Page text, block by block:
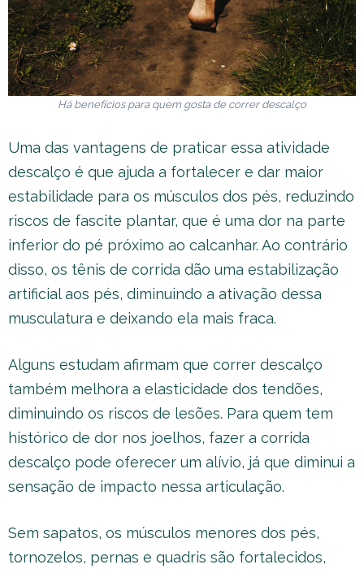
Há benefícios para quem gosta de correr descalço
Uma das vantagens de praticar essa atividade
descalço é que ajuda a fortalecer e dar maior
estabilidade para os músculos dos pés, reduzindo
riscos de fascite plantar, que é uma dor na parte
inferior do pé próximo ao calcanhar. Ao contrário
disso, os tênis de corrida dão uma estabilização
artificial aos pés, diminuindo a ativação dessa
musculatura e deixando ela mais fraca.
Alguns estudam afirmam que correr descalço
também melhora a elasticidade dos tendões,
diminuindo os riscos de lesões. Para quem tem
histórico de dor nos joelhos, fazer a corrida
descalço pode oferecer um alívio, já que diminui a
sensação de impacto nessa articulação.
Sem sapatos, os músculos menores dos pés,
tornozelos, pernas e quadris são fortalecidos,